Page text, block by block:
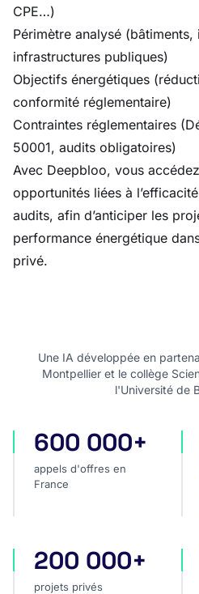
CPE…)
Périmètre analysé (bâtiments,
infrastructures publiques)
Objectifs énergétiques
conformité réglementaire)
Contraintes réglementaires
50001, audits obligatoires)
Avec Deepbloo, vous
opportunités liées à
audits, afin d’anticiper les
performance énergétique
privé.
Une IA développée en
Montpellier et le collège
l'Université de
appels d'offres en France
600 000+
appels d'offres en
France
projets privés
200 000+
projets privés